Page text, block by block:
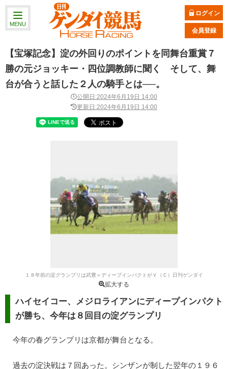
MENU
ログイン
会員登録
【宝塚記念】淀の外回りのポイントを同舞台重賞７
勝の元ジョッキー・四位調教師に聞く そして、舞
台が合うと話した２人の騎手とは──。
公開日:2024年6月19日 14:00
更新日:2024年6月19日 14:00
１８年前の淀グランプリは武豊＝ディープインパクトがＶ（Ｃ）日刊ゲンダイ
拡大する
ハイセイコー、メジロライアンにディープインパクト
が勝ち、今年は８回目の淀グランプリ
今年の春グランプリは京都が舞台となる。
過去の淀決戦は７回あった。シンザンが制した翌年の１９６